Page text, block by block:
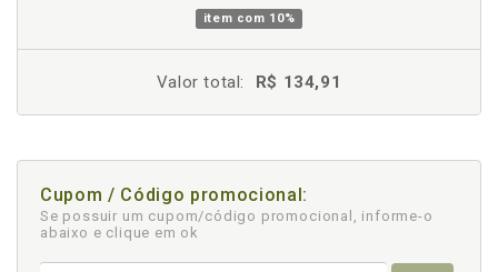
item com 10%
Valor total: R$ 134,91
Cupom / Código promocional:
Se possuir um cupom/código promocional, informe-o
abaixo e clique em ok